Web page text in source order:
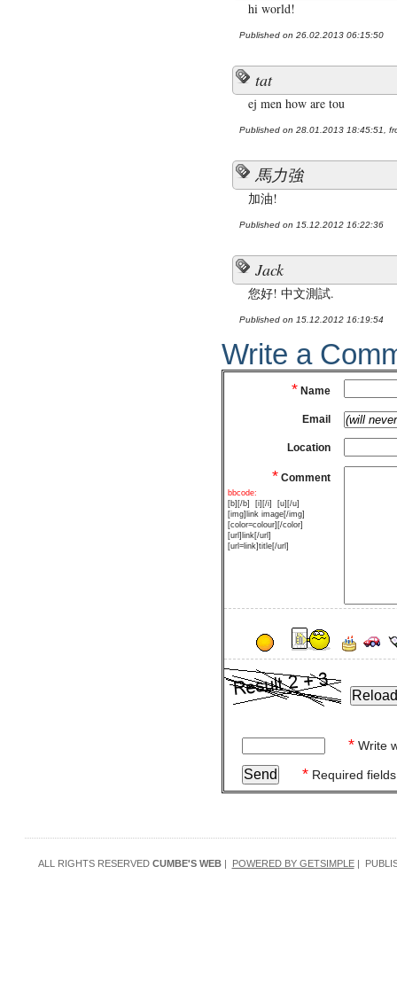
hi world!
Published on 26.02.2013 06:15:50
tat
ej men how are tou
Published on 28.01.2013 18:45:51,
馬力強
加油!
Published on 15.12.2012 16:22:36
Jack
您好! 中文測試.
Published on 15.12.2012 16:19:54
Write a
* Name
Email
Location
* Comment
bbcode:
[b][/b]
[i][/i]
[u][/u]
[img]link image[/img]
[color=colour][/color]
[url]link[/url]
[url=link]title[/url]
*Write
*Required fields
ALL RIGHTS RESERVED CUMBE'S WEB| POWERED BY GETSIMPLE|